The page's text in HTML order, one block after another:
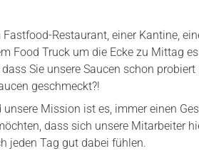
Fastfood-Restaurant, einer Kantine,
Food Truck um die Ecke zu Mittag
Sie unsere Saucen schon
geschmeckt?!
unsere Mission ist es, immer einen
dass sich unsere Mitarbeiter
jeden Tag gut dabei fühlen.